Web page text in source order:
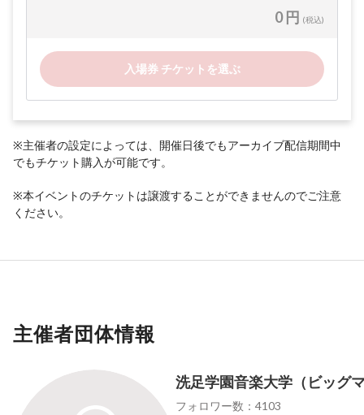
0 円 (税込)
入場券 チケットを選ぶ
※主催者の設定によっては、開催日後でもアーカイブ配信期間中
でもチケット購入が可能です。
※本イベントのチケットは譲渡することができませんのでご注意
ください。
主催者団体情報
洗足学園音楽大学（ビッグ
フォロワー数：4103